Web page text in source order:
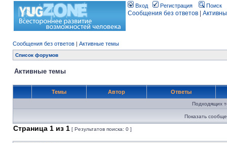
Вход Регистрация Поиск
Сообщения без ответов
Сообщения без ответов | Активные темы
Список форумов
Активные темы
Темы Автор Ответы
Подходящих
Показать
Страница 1 из 1 [ Результатов поиска: 0 ]